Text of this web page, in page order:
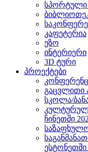
სპორტული
კაფეტერია
ეზო
ინტერიერი
3D ტური
პროექტები
გაცვლითი
სკოლა/
ჩინეთში
საზაფხულო
ესტონეთში